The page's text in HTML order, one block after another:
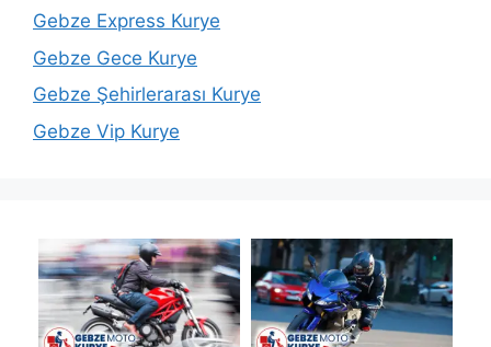
Gebze Express Kurye
Gebze Gece Kurye
Gebze Şehirlerarası Kurye
Gebze Vip Kurye